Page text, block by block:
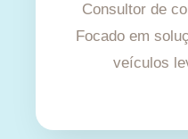
Consultor de
Focado em
veículos